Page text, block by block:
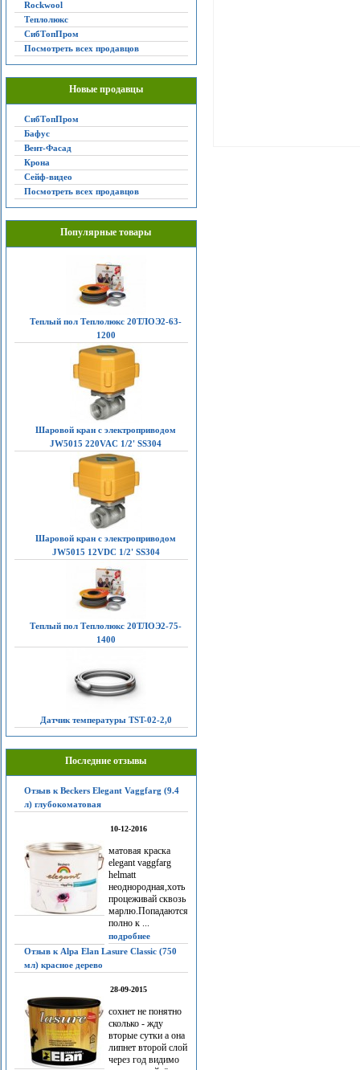
Rockwool
Теплолюкс
СибТопПром
Посмотреть всех продавцов
Новые продавцы
СибТопПром
Бафус
Вент-Фасад
Крона
Сейф-видео
Посмотреть всех продавцов
Популярные товары
Теплый пол Теплолюкс 20ТЛОЭ2-63-
1200
Шаровой кран с электроприводом
JW5015 220VAC 1/2' SS304
Шаровой кран с электроприводом
JW5015 12VDC 1/2' SS304
Теплый пол Теплолюкс 20ТЛОЭ2-75-
1400
Датчик температуры TST-02-2,0
Последние отзывы
Отзыв к Beckers Elegant Vaggfarg (9.4
л) глубокоматовая
10-12-2016
матовая краска
elegant vaggfarg
helmatt
неоднородная,хоть
процеживай сквозь
марлю.Попадаются
полно к ...
подробнее
Отзыв к Alpa Elan Lasure Classic (750
мл) красное дерево
28-09-2015
сохнет не понятно
сколько - жду
вторые сутки а она
липнет второй слой
через год видимо